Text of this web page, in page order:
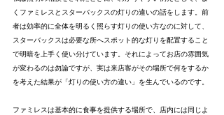
くファミレスとスターバックスの灯りの違いの話をします。前
者は効率的に全体を明るく照らす灯りの使い方なのに対して、
スターバックスは必要な所へスポット的な灯りを配置すること
で明暗を上手く使い分けています。それによってお店の雰囲気
が変わるのは勿論ですが、実は来店客がその場所で何をするか
を考えた結果が「灯りの使い方の違い」を生んでいるのです。
ファミレスは基本的に食事を提供する場所で、店内には同じよ